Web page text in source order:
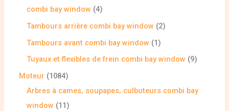
combi bay window 4
Tambours arrière combi bay window
2
Tambours avant combi bay window
1
Tuyaux et flexibles de frein combi bay window
9
Moteur
1084
Arbres à cames, soupapes, culbuteurs combi bay
window
11